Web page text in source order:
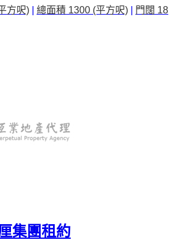
方呎) 總面積 1300 (平方呎)
門闊 18
集團租約